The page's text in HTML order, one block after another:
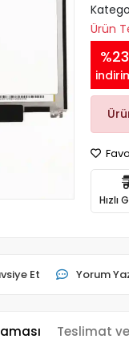
Ürün
%23
Hızlı
Et Yorum
Teslimat